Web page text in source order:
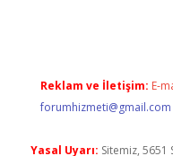
Reklam ve İletişim: E-
forumhizmeti@gmail.com
Yasal Uyarı: Sitemiz, 5651